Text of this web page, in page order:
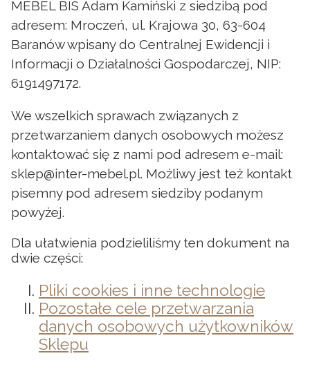
MEBEL BIS Adam Kamiński z siedzibą pod
adresem: Mroczeń, ul. Krajowa 30, 63-604
Baranów wpisany do Centralnej Ewidencji i
Informacji o Działalności Gospodarczej, NIP:
6191497172.
We wszelkich sprawach związanych z
przetwarzaniem danych osobowych możesz
kontaktować się z nami pod adresem e-mail:
sklep@inter-mebel.pl. Możliwy jest też kontakt
pisemny pod adresem siedziby podanym
powyżej.
Dla ułatwienia podzieliliśmy ten dokument na
dwie części:
Pliki cookies i inne technologie
Pozostałe cele przetwarzania
danych osobowych użytkowników
Sklepu